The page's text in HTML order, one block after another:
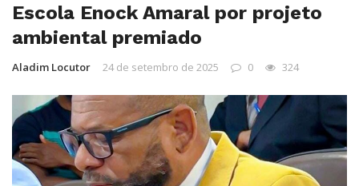
Escola Enock Amaral por projeto
ambiental premiado
Aladim Locutor 24 de setembro de 2025 0 324